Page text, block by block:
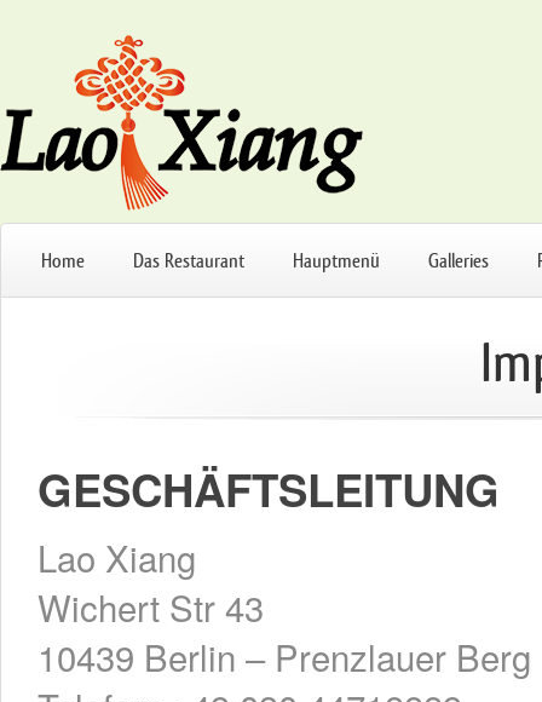
Home Das Restaurant Hauptmenü Galleries
GESCHÄFTSLEITUNG
Lao Xiang
Wichert Str 43
10439 Berlin – Prenzlauer Berg